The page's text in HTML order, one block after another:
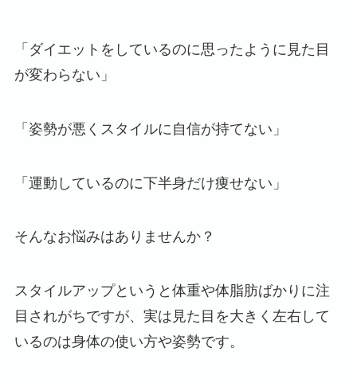
「ダイエットをしているのに思ったように見た目
が変わらない」
「姿勢が悪くスタイルに自信が持てない」
「運動しているのに下半身だけ痩せない」
そんなお悩みはありませんか？
スタイルアップというと体重や体脂肪ばかりに注
目されがちですが、実は見た目を大きく左右して
いるのは身体の使い方や姿勢です。